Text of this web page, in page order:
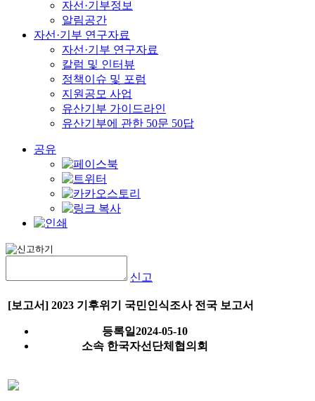
자선·기부정보
알림공간
자선·기부 연구자료
자선·기부 연구자료
칼럼 및 인터뷰
정책이슈 및 포럼
지원공모 사업
유산기부 가이드라인
유산기부에 관한 50문 50답
공유
신고
[보고서] 2023 기후위기 국민인식조사 전국 보고서
등록일2024-05-10
소속 한국자선단체협의회